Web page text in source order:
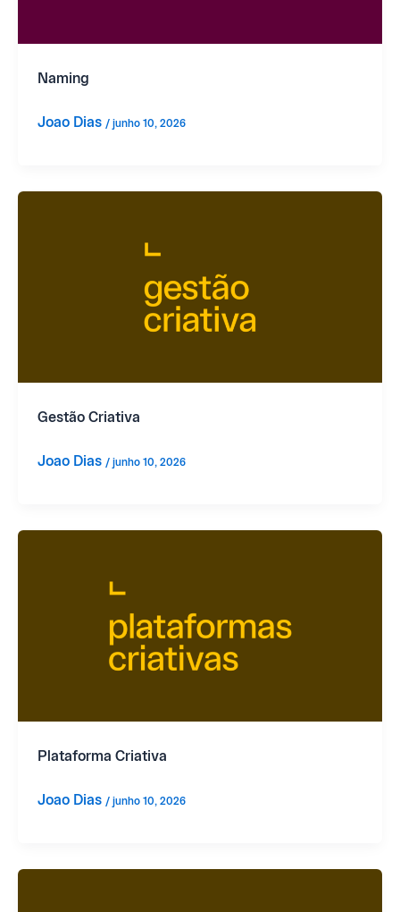
Naming
Joao Dias / junho 10, 2026
Gestão Criativa
Joao Dias / junho 10, 2026
Plataforma Criativa
Joao Dias / junho 10, 2026